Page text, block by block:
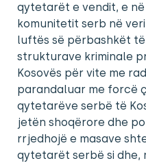
qytetarët e vendit, e
komunitetit serb në
luftës së përbashkët
strukturave kriminale
Kosovës për vite me
parandaluar me forcë
qytetarëve serbë të
jetën shoqërore dhe
rrjedhojë e masave
qytetarët serbë si dhe,